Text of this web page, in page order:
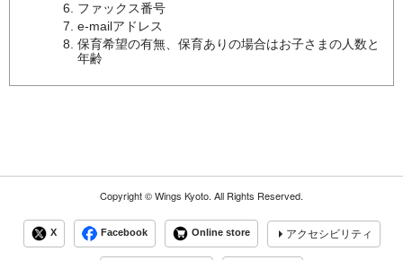
ファックス番号
e-mailアドレス
保育希望の有無、保育ありの場合はお子さまの人数と
年齢
Copyright ©Wings Kyoto. All Rights Reserved.
X Facebook Online store アクセシビリティ